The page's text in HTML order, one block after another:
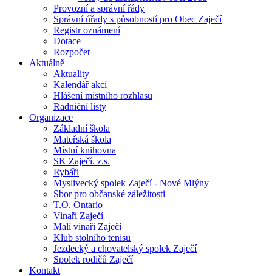
Provozní a správní řády
Správní úřady s působností pro Obec Zaječí
Registr oznámení
Dotace
Rozpočet
Aktuálně
Aktuality
Kalendář akcí
Hlášení místního rozhlasu
Radniční listy
Organizace
Základní škola
Mateřská škola
Místní knihovna
SK Zaječí. z.s.
Rybáři
Myslivecký spolek Zaječí - Nové Mlýny
Sbor pro občanské záležitosti
T.O. Ontario
Vinaři Zaječí
Malí vinaři Zaječí
Klub stolního tenisu
Jezdecký a chovatelský spolek Zaječí
Spolek rodičů Zaječí
Kontakt